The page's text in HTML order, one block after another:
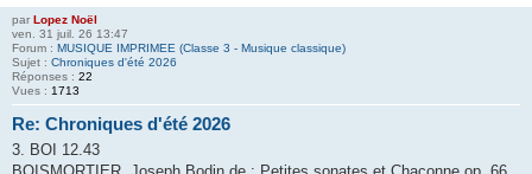
c
par Lopez Noël
ven. 31 juil. 26 13:47
Forum : MUSIQUE IMPRIMEE (Classe 3 - Musique classique)
Sujet : Chroniques d'été 2026
Réponses : 22
Vues : 1713
Re: Chroniques d'été 2026
3. BOI 12.43